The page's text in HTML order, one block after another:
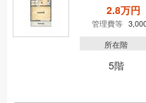
2.8万円
管理費等
所在階
5階